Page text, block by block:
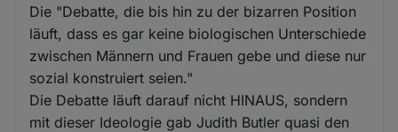
Die "Debatte, die bis hin zu der bizarren Position
läuft, dass es gar keine biologischen Unterschiede
zwischen Männern und Frauen gebe und diese nur
sozial konstruiert seien."
Die Debatte läuft darauf nicht HINAUS, sondern
mit dieser Ideologie gab Judith Butler quasi den